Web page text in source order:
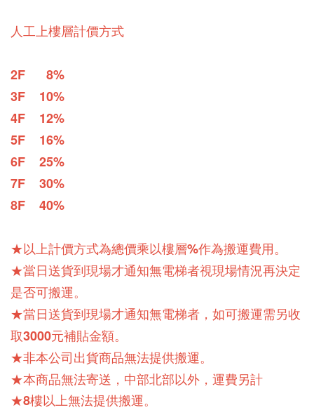
人工上樓層計價方式
2F      8%
3F    10%
4F    12%
5F    16%
6F    25%
7F    30%
8F    40%
★以上計價方式為總價乘以樓層%作為搬運費用。
★當日送貨到現場才通知無電梯者視現場情況再決定
是否可搬運。
★當日送貨到現場才通知無電梯者，如可搬運需另收
取3000元補貼金額。
★非本公司出貨商品無法提供搬運。
★本商品無法寄送，中部北部以外，運費另計
★8樓以上無法提供搬運。